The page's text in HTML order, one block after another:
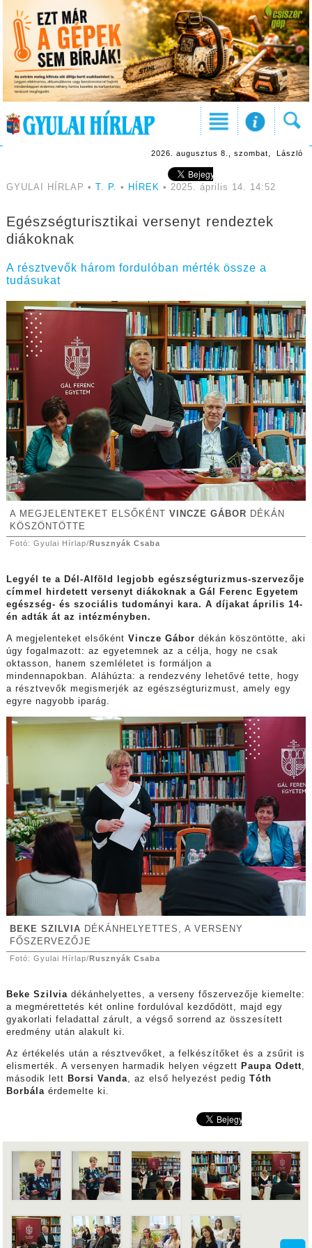
2026. augusztus 8., szombat, László
GYULAI HÍRLAP • T. P. • HÍREK • 2025. április 14. 14:52
Egészségturisztikai versenyt rendeztek
diákoknak
A résztvevők három fordulóban mérték össze a
tudásukat
A MEGJELENTEKET ELSŐKÉNT VINCZE GÁBOR DÉKÁN
KÖSZÖNTÖTTE
Fotó: Gyulai Hírlap/Rusznyák Csaba
Legyél te a Dél-Alföld legjobb egészségturizmus-szervezője
címmel hirdetett versenyt diákoknak a Gál Ferenc Egyetem
egészség- és szociális tudományi kara. A díjakat április 14-
én adták át az intézményben.
A megjelenteket elsőként Vincze Gábor dékán köszöntötte, aki
úgy fogalmazott: az egyetemnek az a célja, hogy ne csak
oktasson, hanem szemléletet is formáljon a
mindennapokban. Aláhúzta: a rendezvény lehetővé tette, hogy
a résztvevők megismerjék az egészségturizmust, amely egy
egyre nagyobb iparág.
BEKE SZILVIA DÉKÁNHELYETTES, A VERSENY
FŐSZERVEZŐJE
Fotó: Gyulai Hírlap/ Rusznyák Csaba
Beke Szilvia dékánhelyettes, a verseny főszervezője kiemelte:
a megmérettetés két online fordulóval kezdődött, majd egy
gyakorlati feladattal zárult, a végső sorrend az összesített
eredmény után alakult ki.
Az értékelés után a résztvevőket, a felkészítőket és a zsűrit is
elismerték. A versenyen harmadik helyen végzett Paupa Odett,
második lett Borsi Vanda, az első helyezést pedig Tóth
Borbála érdemelte ki.